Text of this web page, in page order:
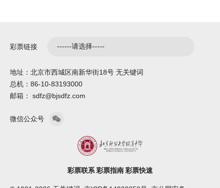
彩票链接
地址：北京市西城区南新华街18号 无关键词
总机：86-10-83193000
邮箱： sdfz@bjsdfz.com
微信公众号
彩票联系彩票指南彩票快速